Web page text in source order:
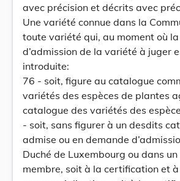
avec précision et décrits avec
Une variété connue dans la
toute variété qui, au moment où
d’admission de la variété à juger
introduite:
76 - soit, figure au catalogue
variétés des espèces de plantes
catalogue des variétés des
- soit, sans figurer à un desdits
admise ou en demande
Duché de Luxembourg ou dans
membre, soit à la certification et